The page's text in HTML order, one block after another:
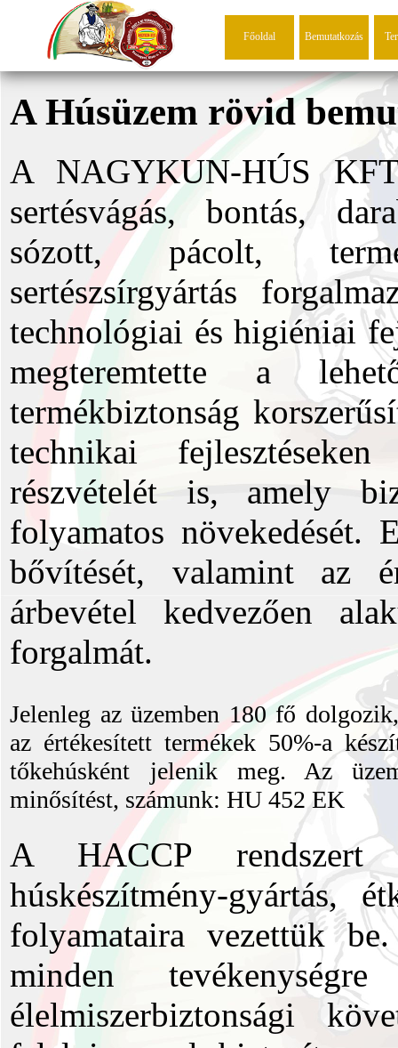
Főoldal Bemutatkozás
A Húsüzem rövid
A NAGYKUN-HÚS
sertésvágás, bontás,
sózott, pácolt,
sertészsírgyártás
technológiai és higiéniai
megteremtette a
termékbiztonság
technikai
részvételét is, amely
folyamatos növekedését.
bővítését, valamint az
árbevétel kedvezően
forgalmát.
Jelenleg az üzemben 180 fő
az értékesített termékek 50%-a
tőkehúsként jelenik meg. Az
minősítést, számunk: HU 452 EK
A HACCP rendszert a
húskészítmény-gyártás,
folyamataira vezettük
minden
élelmiszerbiztonsági